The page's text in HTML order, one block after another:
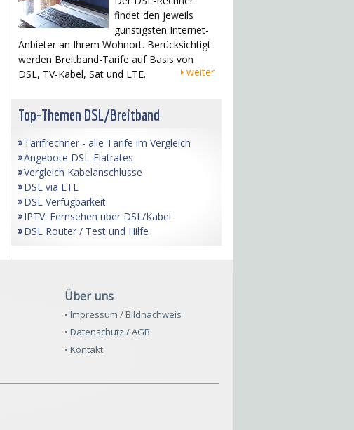
findet den jeweils
günstigsten Internet-
Anbieter an Ihrem Wohnort. Berücksichtigt
werden Breitband-Tarife auf Basis von
DSL, TV-Kabel, Sat und LTE.
weiter
Top-Themen DSL/Breitband
Tarifrechner - alle Tarife im Vergleich
Angebote DSL-Flatrates
Vergleich Kabelanschlüsse
DSL via LTE
DSL Verfügbarkeit
IPTV: Fernsehen über DSL/Kabel
DSL Router / Test und Hilfe
Über uns
• Impressum / Bildnachweis
• Datenschutz / AGB
• Kontakt